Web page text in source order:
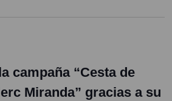
campaña “Cesta de
Miranda” gracias a su